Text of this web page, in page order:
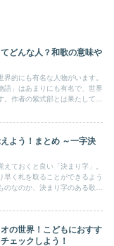
どんな人？和歌の意味や
的にも有名な人物がいます。
語」はあまりにも有名で、世界
作者の紫式部とは果たしてど
よう！まとめ ～一字決
ておくと良い「決まり字」。
早く札を取ることができるよう
なのか、決まり字のある歌は
の世界！こどもにおすす
ェックしよう！